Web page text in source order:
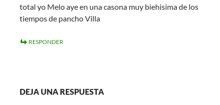
total yo Melo aye en una casona muy biehisima de los
tiempos de pancho Villa
RESPONDER
DEJA UNA RESPUESTA